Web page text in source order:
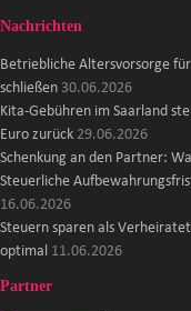
Nachrichten
Betriebliche Altersvorsorge
schließen 30.06.2026
Kita-Gebühren im Saarland
Euro zurück 29.06.2026
Schenkung an den Partner:
Steuerliche
16.06.2026
Steuern sparen als
optimal 11.06.2026
Partner